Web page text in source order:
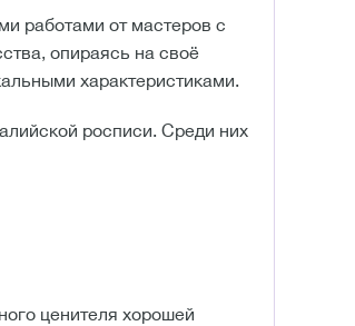
работами от мастеров с
опираясь на своё
характеристиками.
росписи. Среди них
ценителя хорошей